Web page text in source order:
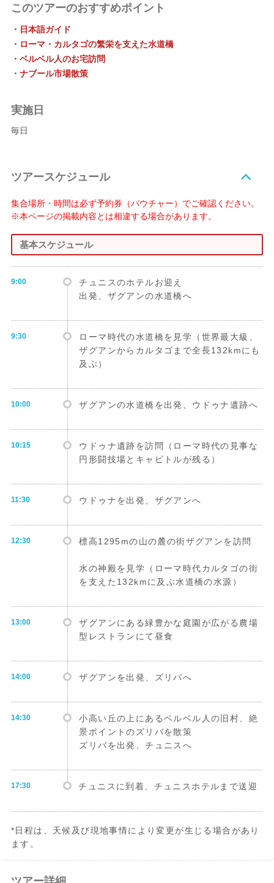
このツアーのおすすめポイント
・日本語ガイド
・ローマ・カルタゴの繁栄を支えた水道橋
・ベルベル人のお宅訪問
・ナブール市場散策
実施日
毎日
ツアースケジュール
集合場所・時間は必ず予約券（バウチャー）でご確認ください。
※本ページの掲載内容とは相違する場合があります。
基本スケジュール
9:00
チュニスのホテルお迎え
出発、ザグアンの水道橋へ
9:30
ローマ時代の水道橋を見学（世界最大級、
ザグアンからカルタゴまで全長132kmにも
及ぶ）
10:00 ザグアンの水道橋を出発、ウドゥナ遺跡へ
10:15
ウドゥナ遺跡を訪問（ローマ時代の見事な
円形闘技場とキャピトルが残る）
11:30 ウドゥナを出発、ザグアンへ
12:30 標高1295mの山の麓の街ザグアンを訪問
水の神殿を見学（ローマ時代カルタゴの街
を支えた132kmに及ぶ水道橋の水源）
13:00
ザグアンにある緑豊かな庭園が広がる農場
型レストランにて昼食
14:00 ザグアンを出発、ズリバへ
14:30
小高い丘の上にあるベルベル人の旧村、絶
景ポイントのズリバを散策
ズリバを出発、チュニスへ
17:30 チュニスに到着、チュニスホテルまで送迎
*日程は、天候及び現地事情により変更が生じる場合があり
ます。